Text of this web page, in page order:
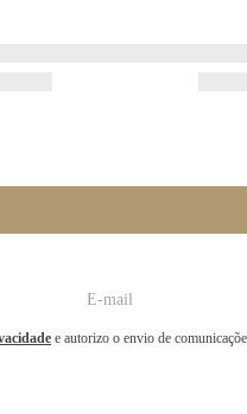
e autorizo o envio de